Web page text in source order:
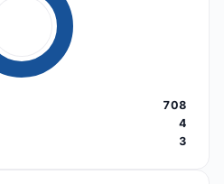
708
4
3